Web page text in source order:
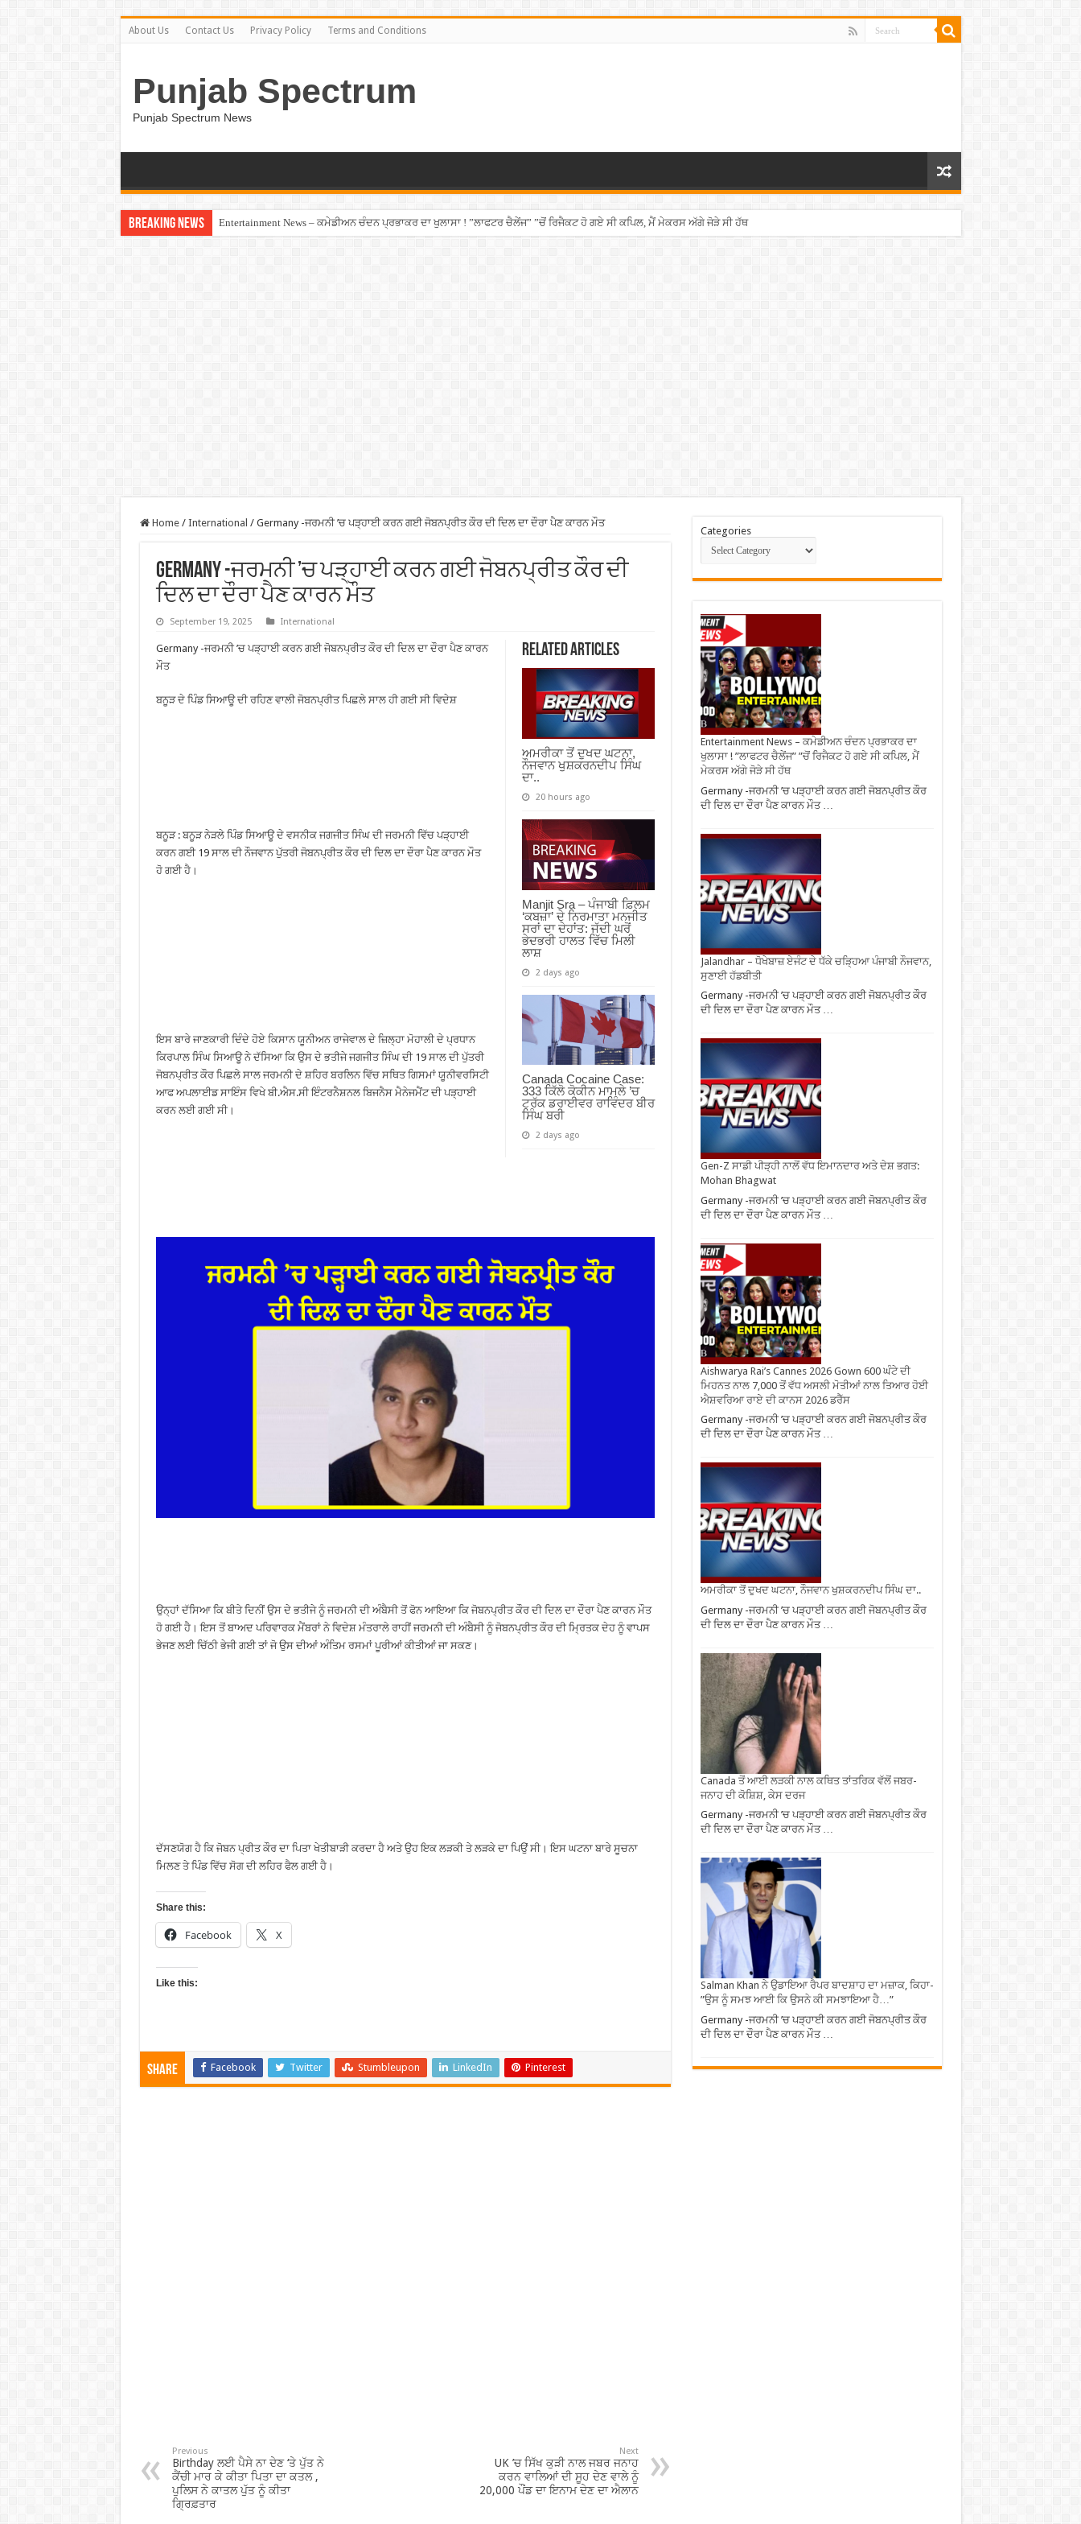
About Us Contact Us Privacy Policy Terms and Conditions
Punjab Spectrum
Punjab Spectrum News
Breaking News Entertainment News – ਕਮੇਡੀਅਨ ਚੰਦਨ ਪ੍ਰਭਾਕਰ ਦਾ ਖੁਲਾਸਾ ! ”ਲਾਫਟਰ ਚੈਲੇਂਜ” ”ਚੋਂ ਰਿਜੈਕਟ ਹੋ ਗਏ ਸੀ ਕਪਿਲ, ਮੈਂ ਮੇਕਰਸ ਅੱਗੇ ਜੋੜੇ ਸੀ ਹੱਥ
Home / International / Germany -ਜਰਮਨੀ ’ਚ ਪੜ੍ਹਾਈ ਕਰਨ ਗਈ ਜੋਬਨਪ੍ਰੀਤ ਕੌਰ ਦੀ ਦਿਲ ਦਾ ਦੌਰਾ ਪੈਣ ਕਾਰਨ ਮੌਤ
Germany -ਜਰਮਨੀ ’ਚ ਪੜ੍ਹਾਈ ਕਰਨ ਗਈ ਜੋਬਨਪ੍ਰੀਤ ਕੌਰ ਦੀ
ਦਿਲ ਦਾ ਦੌਰਾ ਪੈਣ ਕਾਰਨ ਮੌਤ
September 19, 2025 International
Related Articles
ਅਮਰੀਕਾ ਤੋਂ ਦੁਖਦ ਘਟਨਾ,
ਨੌਜਵਾਨ ਖੁਸ਼ਕਰਨਦੀਪ ਸਿੰਘ
ਦਾ..
20 hours ago
Manjit Sra – ਪੰਜਾਬੀ ਫ਼ਿਲਮ
‘ਕਬਜ਼ਾ’ ਦੇ ਨਿਰਮਾਤਾ ਮਨਜੀਤ
ਸਰਾਂ ਦਾ ਦੇਹਾਂਤ: ਜੱਦੀ ਘਰੋਂ
ਭੇਦਭਰੀ ਹਾਲਤ ਵਿੱਚ ਮਿਲੀ
ਲਾਸ਼
2 days ago
Canada Cocaine Case:
333 ਕਿੱਲੋ ਕੋਕੀਨ ਮਾਮਲੇ ’ਚ
ਟਰੱਕ ਡਰਾਈਵਰ ਰਾਵਿੰਦਰ ਬੀਰ
ਸਿੰਘ ਬਰੀ
2 days ago
Germany -ਜਰਮਨੀ ’ਚ ਪੜ੍ਹਾਈ ਕਰਨ ਗਈ ਜੋਬਨਪ੍ਰੀਤ ਕੌਰ ਦੀ ਦਿਲ ਦਾ ਦੌਰਾ ਪੈਣ ਕਾਰਨ
ਮੌਤ
ਬਨੂੜ ਦੇ ਪਿੰਡ ਸਿਆਊ ਦੀ ਰਹਿਣ ਵਾਲੀ ਜੋਬਨਪ੍ਰੀਤ ਪਿਛਲੇ ਸਾਲ ਹੀ ਗਈ ਸੀ ਵਿਦੇਸ਼
ਬਨੂੜ : ਬਨੂੜ ਨੇੜਲੇ ਪਿੰਡ ਸਿਆਊ ਦੇ ਵਸਨੀਕ ਜਗਜੀਤ ਸਿੰਘ ਦੀ ਜਰਮਨੀ ਵਿੱਚ ਪੜ੍ਹਾਈ
ਕਰਨ ਗਈ 19 ਸਾਲ ਦੀ ਨੌਜਵਾਨ ਪੁੱਤਰੀ ਜੋਬਨਪ੍ਰੀਤ ਕੌਰ ਦੀ ਦਿਲ ਦਾ ਦੌਰਾ ਪੈਣ ਕਾਰਨ ਮੌਤ
ਹੋ ਗਈ ਹੈ।
ਇਸ ਬਾਰੇ ਜਾਣਕਾਰੀ ਦਿੰਦੇ ਹੋਏ ਕਿਸਾਨ ਯੂਨੀਅਨ ਰਾਜੇਵਾਲ ਦੇ ਜ਼ਿਲ੍ਹਾ ਮੋਹਾਲੀ ਦੇ ਪ੍ਰਧਾਨ
ਕਿਰਪਾਲ ਸਿੰਘ ਸਿਆਊ ਨੇ ਦੱਸਿਆ ਕਿ ਉਸ ਦੇ ਭਤੀਜੇ ਜਗਜੀਤ ਸਿੰਘ ਦੀ 19 ਸਾਲ ਦੀ ਪੁੱਤਰੀ
ਜੋਬਨਪ੍ਰੀਤ ਕੌਰ ਪਿਛਲੇ ਸਾਲ ਜਰਮਨੀ ਦੇ ਸ਼ਹਿਰ ਬਰਲਿਨ ਵਿੱਚ ਸਥਿਤ ਗਿਸਮਾਂ ਯੂਨੀਵਰਸਿਟੀ
ਆਫ ਅਪਲਾਈਡ ਸਾਇੰਸ ਵਿਖੇ ਬੀ.ਐਸ.ਸੀ ਇੰਟਰਨੈਸ਼ਨਲ ਬਿਜਨੈਸ ਮੈਨੇਜਮੈਂਟ ਦੀ ਪੜ੍ਹਾਈ
ਕਰਨ ਲਈ ਗਈ ਸੀ।
ਉਨ੍ਹਾਂ ਦੱਸਿਆ ਕਿ ਬੀਤੇ ਦਿਨੀਂ ਉਸ ਦੇ ਭਤੀਜੇ ਨੂੰ ਜਰਮਨੀ ਦੀ ਅੰਬੈਸੀ ਤੋਂ ਫੋਨ ਆਇਆ ਕਿ ਜੋਬਨਪ੍ਰੀਤ ਕੌਰ ਦੀ ਦਿਲ ਦਾ ਦੌਰਾ ਪੈਣ ਕਾਰਨ ਮੌਤ
ਹੋ ਗਈ ਹੈ। ਇਸ ਤੋਂ ਬਾਅਦ ਪਰਿਵਾਰਕ ਮੈਂਬਰਾਂ ਨੇ ਵਿਦੇਸ਼ ਮੰਤਰਾਲੇ ਰਾਹੀਂ ਜਰਮਨੀ ਦੀ ਅੰਬੈਸੀ ਨੂੰ ਜੋਬਨਪ੍ਰੀਤ ਕੌਰ ਦੀ ਮ੍ਰਿਤਕ ਦੇਹ ਨੂੰ ਵਾਪਸ
ਭੇਜਣ ਲਈ ਚਿੱਠੀ ਭੇਜੀ ਗਈ ਤਾਂ ਜੋ ਉਸ ਦੀਆਂ ਅੰਤਿਮ ਰਸਮਾਂ ਪੂਰੀਆਂ ਕੀਤੀਆਂ ਜਾ ਸਕਣ।
ਦੱਸਣਯੋਗ ਹੈ ਕਿ ਜੋਬਨ ਪ੍ਰੀਤ ਕੌਰ ਦਾ ਪਿਤਾ ਖੇਤੀਬਾੜੀ ਕਰਦਾ ਹੈ ਅਤੇ ਉਹ ਇਕ ਲੜਕੀ ਤੇ ਲੜਕੇ ਦਾ ਪਿਉਂ ਸੀ। ਇਸ ਘਟਨਾ ਬਾਰੇ ਸੂਚਨਾ
ਮਿਲਣ ਤੇ ਪਿੰਡ ਵਿੱਚ ਸੋਗ ਦੀ ਲਹਿਰ ਫੈਲ ਗਈ ਹੈ।
Share this:
Facebook X
Like this:
Share Facebook Twitter Stumbleupon LinkedIn Pinterest
Previous
Birthday ਲਈ ਪੈਸੇ ਨਾ ਦੇਣ ‘ਤੇ ਪੁੱਤ ਨੇ
ਕੈਂਚੀ ਮਾਰ ਕੇ ਕੀਤਾ ਪਿਤਾ ਦਾ ਕਤਲ ,
ਪੁਲਿਸ ਨੇ ਕਾਤਲ ਪੁੱਤ ਨੂੰ ਕੀਤਾ
ਗ੍ਰਿਫ਼ਤਾਰ
Next
UK ’ਚ ਸਿੱਖ ਕੁੜੀ ਨਾਲ ਜਬਰ ਜਨਾਹ
ਕਰਨ ਵਾਲਿਆਂ ਦੀ ਸੂਹ ਦੇਣ ਵਾਲੇ ਨੂੰ
20,000 ਪੌਂਡ ਦਾ ਇਨਾਮ ਦੇਣ ਦਾ ਐਲਾਨ
Categories
Entertainment News – ਕਮੇਡੀਅਨ ਚੰਦਨ ਪ੍ਰਭਾਕਰ ਦਾ
ਖੁਲਾਸਾ ! ”ਲਾਫਟਰ ਚੈਲੇਂਜ” ”ਚੋਂ ਰਿਜੈਕਟ ਹੋ ਗਏ ਸੀ ਕਪਿਲ, ਮੈਂ
ਮੇਕਰਸ ਅੱਗੇ ਜੋੜੇ ਸੀ ਹੱਥ
Germany -ਜਰਮਨੀ ’ਚ ਪੜ੍ਹਾਈ ਕਰਨ ਗਈ ਜੋਬਨਪ੍ਰੀਤ ਕੌਰ
ਦੀ ਦਿਲ ਦਾ ਦੌਰਾ ਪੈਣ ਕਾਰਨ ਮੌਤ …
Jalandhar – ਧੋਖੇਬਾਜ਼ ਏਜੰਟ ਦੇ ਧੱਕੇ ਚੜ੍ਹਿਆ ਪੰਜਾਬੀ ਨੌਜਵਾਨ,
ਸੁਣਾਈ ਹੱਡਬੀਤੀ
Germany -ਜਰਮਨੀ ’ਚ ਪੜ੍ਹਾਈ ਕਰਨ ਗਈ ਜੋਬਨਪ੍ਰੀਤ ਕੌਰ
ਦੀ ਦਿਲ ਦਾ ਦੌਰਾ ਪੈਣ ਕਾਰਨ ਮੌਤ …
Gen-Z ਸਾਡੀ ਪੀੜ੍ਹੀ ਨਾਲੋਂ ਵੱਧ ਇਮਾਨਦਾਰ ਅਤੇ ਦੇਸ਼ ਭਗਤ:
Mohan Bhagwat
Germany -ਜਰਮਨੀ ’ਚ ਪੜ੍ਹਾਈ ਕਰਨ ਗਈ ਜੋਬਨਪ੍ਰੀਤ ਕੌਰ
ਦੀ ਦਿਲ ਦਾ ਦੌਰਾ ਪੈਣ ਕਾਰਨ ਮੌਤ …
Aishwarya Rai’s Cannes 2026 Gown 600 ਘੰਟੇ ਦੀ
ਮਿਹਨਤ ਨਾਲ 7,000 ਤੋਂ ਵੱਧ ਅਸਲੀ ਮੋਤੀਆਂ ਨਾਲ ਤਿਆਰ ਹੋਈ
ਐਸ਼ਵਰਿਆ ਰਾਏ ਦੀ ਕਾਨਸ 2026 ਡਰੈੱਸ
Germany -ਜਰਮਨੀ ’ਚ ਪੜ੍ਹਾਈ ਕਰਨ ਗਈ ਜੋਬਨਪ੍ਰੀਤ ਕੌਰ
ਦੀ ਦਿਲ ਦਾ ਦੌਰਾ ਪੈਣ ਕਾਰਨ ਮੌਤ …
ਅਮਰੀਕਾ ਤੋਂ ਦੁਖਦ ਘਟਨਾ, ਨੌਜਵਾਨ ਖੁਸ਼ਕਰਨਦੀਪ ਸਿੰਘ ਦਾ..
Germany -ਜਰਮਨੀ ’ਚ ਪੜ੍ਹਾਈ ਕਰਨ ਗਈ ਜੋਬਨਪ੍ਰੀਤ ਕੌਰ
ਦੀ ਦਿਲ ਦਾ ਦੌਰਾ ਪੈਣ ਕਾਰਨ ਮੌਤ …
Canada ਤੋਂ ਆਈ ਲੜਕੀ ਨਾਲ ਕਥਿਤ ਤਾਂਤਰਿਕ ਵੱਲੋਂ ਜਬਰ-
ਜਨਾਹ ਦੀ ਕੋਸ਼ਿਸ਼, ਕੇਸ ਦਰਜ
Germany -ਜਰਮਨੀ ’ਚ ਪੜ੍ਹਾਈ ਕਰਨ ਗਈ ਜੋਬਨਪ੍ਰੀਤ ਕੌਰ
ਦੀ ਦਿਲ ਦਾ ਦੌਰਾ ਪੈਣ ਕਾਰਨ ਮੌਤ …
Salman Khan ਨੇ ਉਡਾਇਆ ਰੈਪਰ ਬਾਦਸ਼ਾਹ ਦਾ ਮਜ਼ਾਕ, ਕਿਹਾ-
”ਉਸ ਨੂੰ ਸਮਝ ਆਈ ਕਿ ਉਸਨੇ ਕੀ ਸਮਝਾਇਆ ਹੈ…”
Germany -ਜਰਮਨੀ ’ਚ ਪੜ੍ਹਾਈ ਕਰਨ ਗਈ ਜੋਬਨਪ੍ਰੀਤ ਕੌਰ
ਦੀ ਦਿਲ ਦਾ ਦੌਰਾ ਪੈਣ ਕਾਰਨ ਮੌਤ …